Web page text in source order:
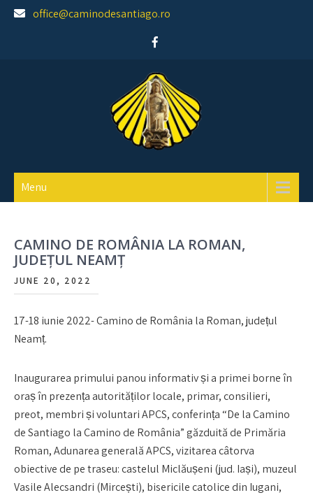
Skip
office@caminodesantiago.ro
Menu
CAMINO DE ROMÂNIA LA ROMAN,
JUDEȚUL NEAMȚ
JUNE 20, 2022
17-18 iunie 2022- Camino de România la Roman, județul
Neamț.
Inaugurarea primului panou informativ și a primei borne în
oraș în prezența autorităților locale, primar, consilieri,
preot, membri și voluntari APCS, conferința “De la Camino
de Santiago la Camino de România” găzduită de Primăria
Roman, Adunarea generală APCS, vizitarea câtorva
obiective de pe traseu: castelul Miclăușeni (jud. Iași), muzeul
Vasile Alecsandri (Mircești), bisericile catolice din Iugani,